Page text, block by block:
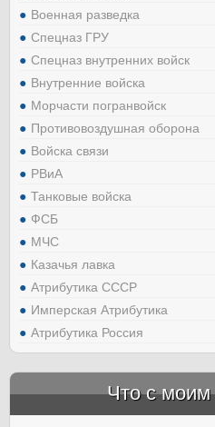
Военная разведка
Спецназ ГРУ
Спецназ внутренних войск
Внутренние войска
Морчасти погранвойск
Противовоздушная оборона
Войска связи
РВиА
Танковые войска
ФСБ
МЧС
Казачья лавка
Атрибутика СССР
Имперская Атрибутика
Атрибутика Россия
Что с моим